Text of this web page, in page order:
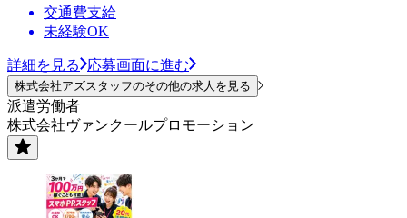
交通費支給
未経験OK
詳細を見る 応募画面に進む
株式会社アズスタッフのその他の求人を見る
派遣労働者
株式会社ヴァンクールプロモーション